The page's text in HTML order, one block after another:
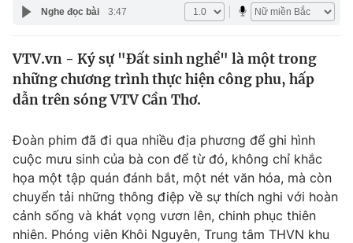
Y tế
Tin tức
Thế giới đó đây
Câu chuyện quốc tế
Kinh tế
Tài chính
Thị trường
Dữ liệu và đời sống
Đời sống
Giáo dục
Nghe đọc bài 3:47
VTV.vn - Ký sự "Đất sinh nghề" là một trong
những chương trình thực hiện công phu, hấp
dẫn trên sóng VTV Cần Thơ.
Đoàn phim đã đi qua nhiều địa phương để ghi hình
cuộc mưu sinh của bà con để từ đó, không chỉ khắc
họa một tập quán đánh bắt, một nét văn hóa, mà còn
chuyển tải những thông điệp về sự thích nghi với hoàn
cảnh sống và khát vọng vươn lên, chinh phục thiên
nhiên. Phóng viên Khôi Nguyên, Trung tâm THVN khu